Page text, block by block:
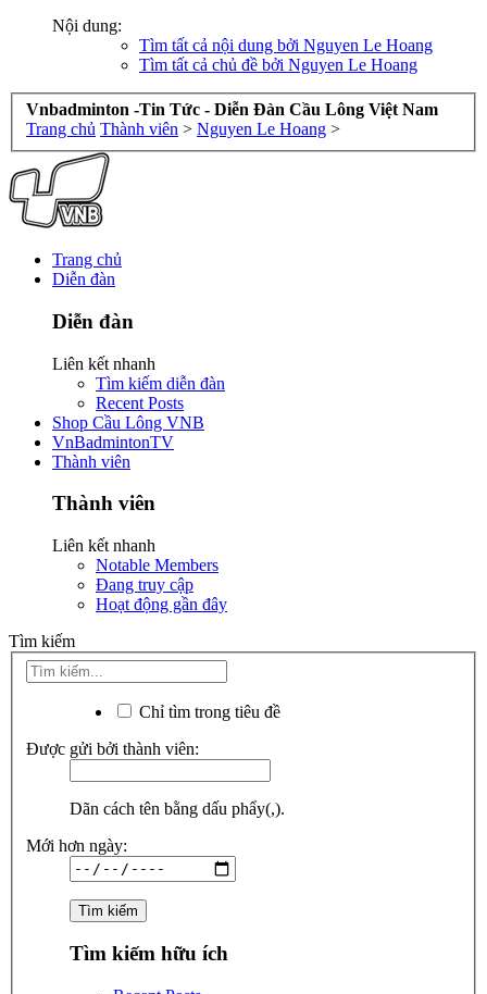
Nội dung:
Tìm tất cả nội dung bởi Nguyen Le Hoang
Tìm tất cả chủ đề bởi Nguyen Le Hoang
Vnbadminton -Tin Tức - Diễn Đàn Cầu Lông Việt Nam
Trang chủ Thành viên > Nguyen Le Hoang >
Trang chủ
Diễn đàn
Diễn đàn
Liên kết nhanh
Tìm kiếm diễn đàn
Recent Posts
Shop Cầu Lông VNB
VnBadmintonTV
Thành viên
Thành viên
Liên kết nhanh
Notable Members
Đang truy cập
Hoạt động gần đây
Tìm kiếm
Chỉ tìm trong tiêu đề
Được gửi bởi thành viên:
Dãn cách tên bằng dấu phẩy(,).
Mới hơn ngày:
Tìm kiếm hữu ích